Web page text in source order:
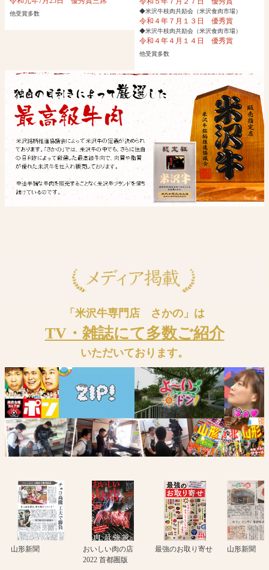
他受賞多数 ◆米沢牛枝肉共励会（米沢食肉市場）
令和４年７月１３日 優秀賞
◆米沢牛枝肉共励会（米沢食肉市場）
令和４年４月１４日 優秀賞
他受賞多数
「米沢牛専門店 さかの」は
TV・雑誌にて多数ご紹介
いただいております。
山形新聞
おいしい肉の店
2022 首都圏版
最強のお取り寄せ 山形新聞